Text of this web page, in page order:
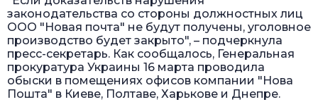
законодательства со стороны должностных лиц
ООО "Новая почта" не будут получены, уголовное
производство будет закрыто", – подчеркнула
пресс-секретарь. Как сообщалось, Генеральная
прокуратура Украины 16 марта проводила
обыски в помещениях офисов компании "Нова
Пошта" в Киеве, Полтаве, Харькове и Днепре.